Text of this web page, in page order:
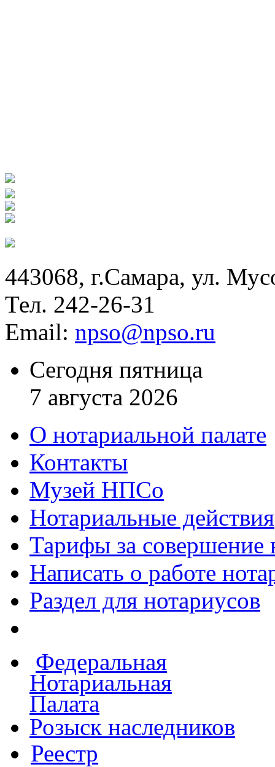
443068, г.Самара, ул.
Тел. 242-26-31
Email: npso@npso.ru
Сегодня пятница
7 августа 2026
О нотариальной палате
Контакты
Музей НПСо
Нотариальные действия
Тарифы за совершение
Написать о работе
Раздел для нотариусов
Федеральная
Нотариальная
Палата
Розыск наследников
Реестр